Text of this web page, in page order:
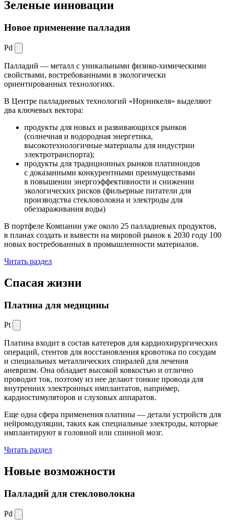
Зеленые инновации
Новое применение палладия
Pd
Палладий — металл с уникальными физико-химическими
свойствами, востребованными в экологически
ориентированных технологиях.
В Центре палладиевых технологий «Норникеля» выделяют
два ключевых вектора:
продукты для новых и развивающихся рынков
(солнечная и водородная энергетика,
высокотехнологичные материалы для индустрии
электротранспорта);
продукты для традиционных рынков платиноидов
с доказанными конкурентными преимуществами
в повышении энергоэффективности и снижении
экологических рисков (фильерные питатели для
производства стекловолокна и электроды для
обеззараживания воды)
В портфеле Компании уже около 25 палладиевых продуктов,
в планах создать и вывести на мировой рынок к 2030 году 100
новых востребованных в промышленности материалов.
Читать раздел
Спасая жизни
Платина для медицины
Pt
Платина входит в состав катетеров для кардиохирургических
операций, стентов для восстановления кровотока по сосудам
и специальных металлических спиралей для лечения
аневризм. Она обладает высокой ковкостью и отлично
проводит ток, поэтому из нее делают тонкие провода для
внутренних электронных имплантатов, например,
кардиостимуляторов и слуховых аппаратов.
Еще одна сфера применения платины — детали устройств для
нейромодуляции, таких как специальные электроды, которые
имплантируют в головной или спинной мозг.
Читать раздел
Новые возможности
Палладий для стекловолокна
Pd